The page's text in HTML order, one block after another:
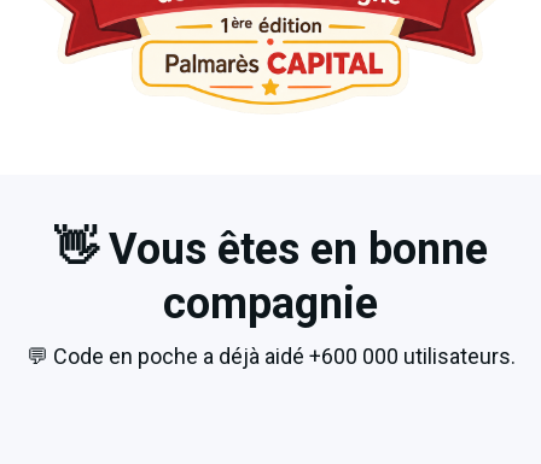
👋 Vous êtes en bonne
compagnie
💬 Code en poche a déjà aidé +600 000 utilisateurs.